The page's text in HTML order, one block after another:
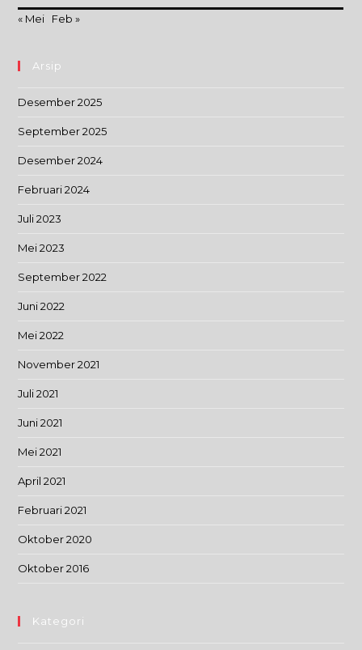
« Mei Feb »
Arsip
Desember 2025
September 2025
Desember 2024
Februari 2024
Juli 2023
Mei 2023
September 2022
Juni 2022
Mei 2022
November 2021
Juli 2021
Juni 2021
Mei 2021
April 2021
Februari 2021
Oktober 2020
Oktober 2016
Kategori